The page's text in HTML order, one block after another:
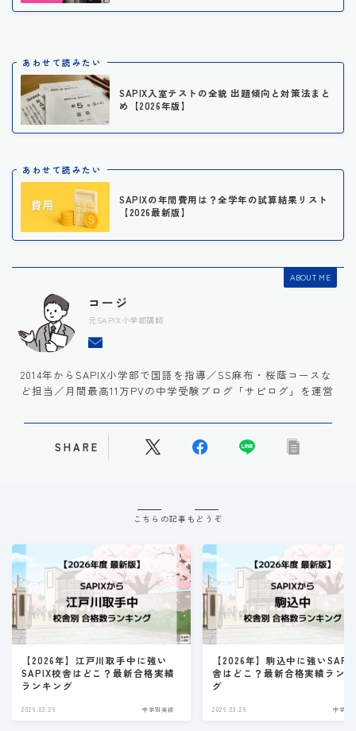
あわせて読みたい
SAPIX入室テストの全貌 出題傾向と対策法まと
め【2026年版】
あわせて読みたい
SAPIXの年間費用は？全学年の試算結果リスト
【2026最新版】
ABOUT ME
コージ
元SAPIX小学部講師
2014年からSAPIX小学部で国語を指導／SS麻布・桜蔭コースな
ど担当／月間最高11万PVの中学受験ブログ「サピログ」を運営
SHARE
こちらの記事もどうぞ
【2026年】江戸川取手中に強い
SAPIX校舎はどこ？最新合格実績
ランキング
2026.03.26 中学別実績
【2026年】駒込中に強い
舎はどこ？最新合格実績ラン
グ
2026.03.26 中学別